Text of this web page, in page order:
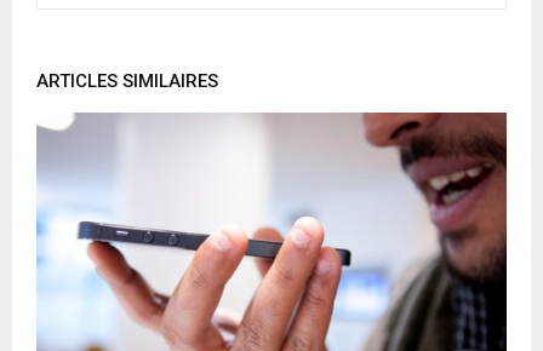
ARTICLES SIMILAIRES